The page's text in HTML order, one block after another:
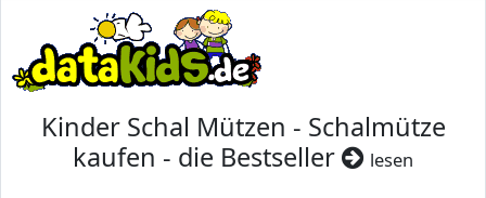
Kinder Schal Mützen - Schalmütze
kaufen - die Bestseller
lesen